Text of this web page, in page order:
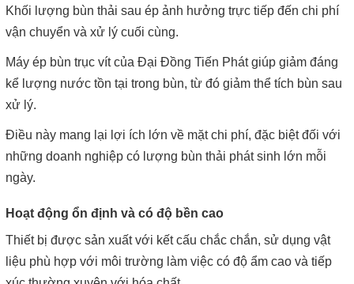
Khối lượng bùn thải sau ép ảnh hưởng trực tiếp đến chi phí
vận chuyển và xử lý cuối cùng.
Máy ép bùn trục vít của Đại Đồng Tiến Phát giúp giảm đáng
kể lượng nước tồn tại trong bùn, từ đó giảm thể tích bùn sau
xử lý.
Điều này mang lại lợi ích lớn về mặt chi phí, đặc biệt đối với
những doanh nghiệp có lượng bùn thải phát sinh lớn mỗi
ngày.
Hoạt động ổn định và có độ bền cao
Thiết bị được sản xuất với kết cấu chắc chắn, sử dụng vật
liệu phù hợp với môi trường làm việc có độ ẩm cao và tiếp